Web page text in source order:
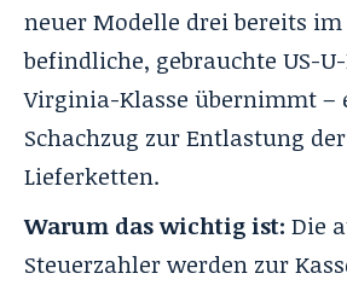
neuer Modelle drei bereits
befindliche, gebrauchte US-
Virginia-Klasse übernimmt –
Schachzug zur Entlastung
Lieferketten.
Warum das wichtig ist: Die
Steuerzahler werden zur